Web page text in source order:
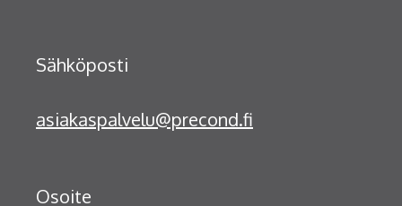
Sähköposti
asiakaspalvelu@precond.fi
Osoite